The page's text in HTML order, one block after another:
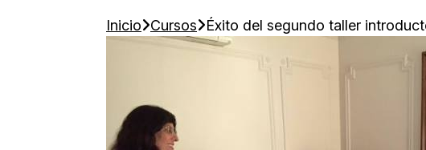
Inicio Cursos Éxito del segundo taller